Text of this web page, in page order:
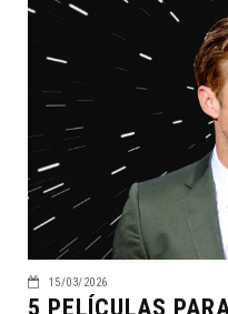
15/03/2026
5 PELÍCULAS